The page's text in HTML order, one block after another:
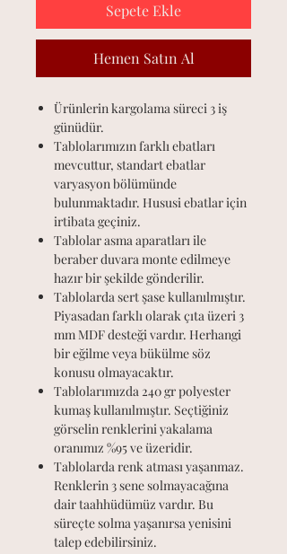
Sepete Ekle
Hemen Satın Al
Ürünlerin kargolama süreci 3 iş
günüdür.
Tablolarımızın farklı ebatları
mevcuttur, standart ebatlar
varyasyon bölümünde
bulunmaktadır. Hususi ebatlar için
irtibata geçiniz.
Tablolar asma aparatları ile
beraber duvara monte edilmeye
hazır bir şekilde gönderilir.
Tablolarda sert şase kullanılmıştır.
Piyasadan farklı olarak çıta üzeri 3
mm MDF desteği vardır. Herhangi
bir eğilme veya bükülme söz
konusu olmayacaktır.
Tablolarımızda 240 gr polyester
kumaş kullanılmıştır. Seçtiğiniz
görselin renklerini yakalama
oranımız %95 ve üzeridir.
Tablolarda renk atması yaşanmaz.
Renklerin 3 sene solmayacağına
dair taahhüdümüz vardır. Bu
süreçte solma yaşanırsa yenisini
talep edebilirsiniz.